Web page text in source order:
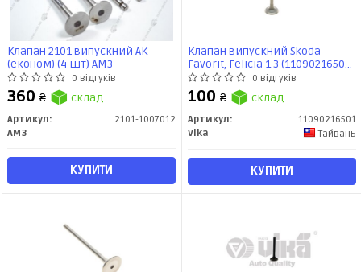
Клапан 2101 випускний АК
(економ) (4 шт) АМЗ
0 відгуків
360 ₴ склад
Артикул:
2101-1007012
АМЗ
КУПИТИ
Клапан випускний Skoda
Favorit, Felicia 1.3 (11090216501)
VIKA
0 відгуків
100 ₴ склад
Артикул:
11090216501
Vika
Тайвань
КУПИТИ